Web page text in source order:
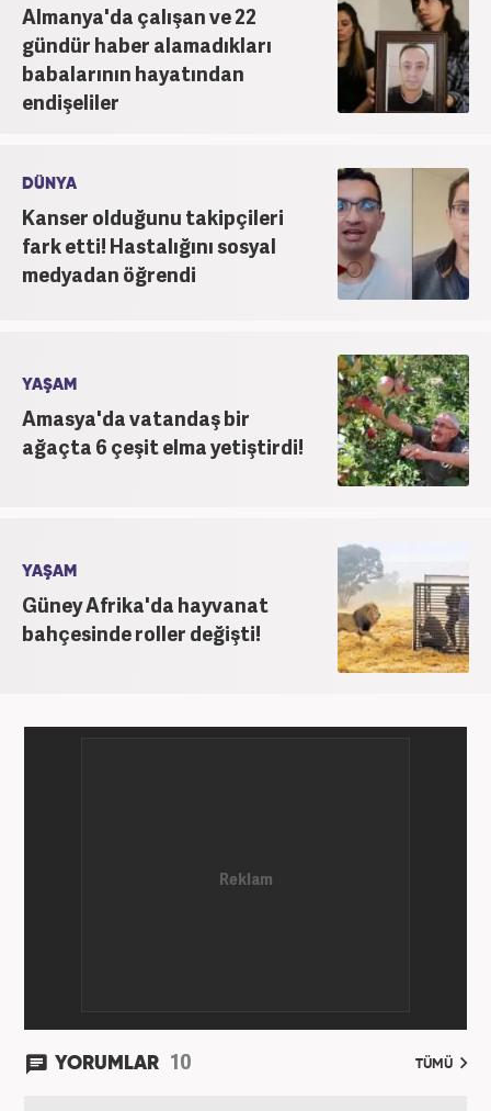
Almanya'da çalışan ve 22
gündür haber alamadıkları
babalarının hayatından
endişeliler
DÜNYA
Kanser olduğunu takipçileri
fark etti! Hastalığını sosyal
medyadan öğrendi
YAŞAM
Amasya'da vatandaş bir
ağaçta 6 çeşit elma yetiştirdi!
YAŞAM
Güney Afrika'da hayvanat
bahçesinde roller değişti!
YORUMLAR 10 TÜMÜ